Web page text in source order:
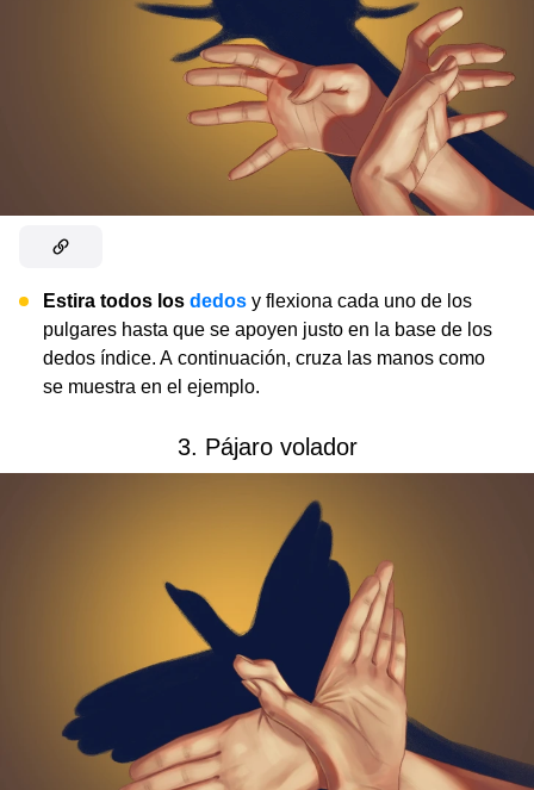
Estira todos los dedos y flexiona cada uno de los
pulgares hasta que se apoyen justo en la base de los
dedos índice. A continuación, cruza las manos como
se muestra en el ejemplo.
3. Pájaro volador